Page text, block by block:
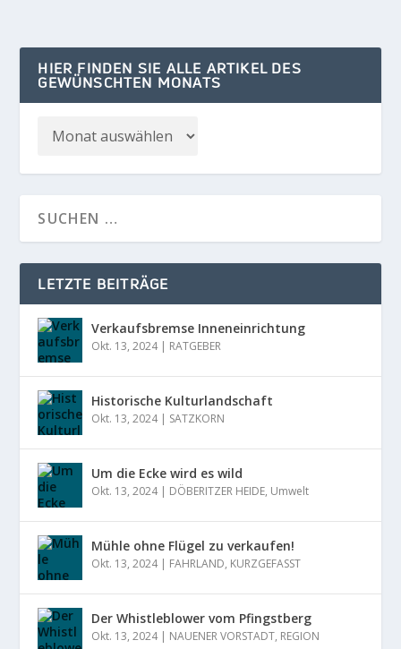
HIER FINDEN SIE ALLE ARTIKEL DES
GEWÜNSCHTEN MONATS
LETZTE BEITRÄGE
Verkaufsbremse Inneneinrichtung
Okt. 13, 2024| RATGEBER
Historische Kulturlandschaft
Okt. 13, 2024| SATZKORN
Um die Ecke wird es wild
Okt. 13, 2024| DÖBERITZER HEIDE, Umwelt
Mühle ohne Flügel zu verkaufen!
Okt. 13, 2024| FAHRLAND, KURZGEFASST
Der Whistleblower vom Pfingstberg
Okt. 13, 2024| NAUENER VORSTADT, REGION